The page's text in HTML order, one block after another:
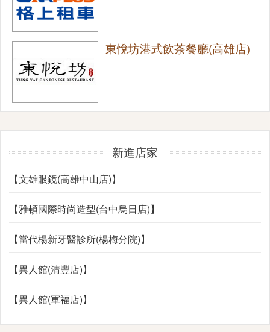
東悅坊港式飲茶餐廳(高雄店)
新進店家
【文雄眼鏡(高雄中山店)】
【雅頓國際時尚造型(台中烏日店)】
【當代楊新牙醫診所(楊梅分院)】
【異人館(清豐店)】
【異人館(軍福店)】